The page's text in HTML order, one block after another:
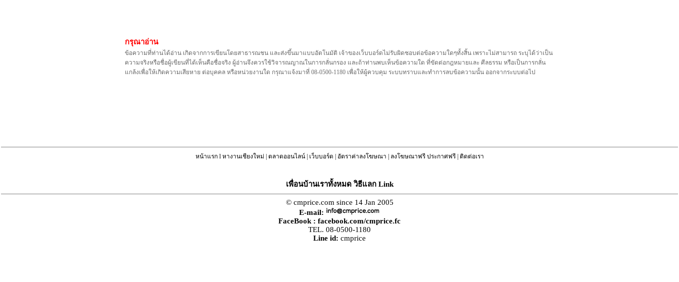
กรุณาอ่าน
ข้อความที่ท่านได้อ่าน เกิดจากการเขียนโดยสาธารณชน และส่งขึ้นมาแบบอัตโนมัติ เจ้าของเว็บบอร์ดไม่รับผิดชอบต่อข้อความใดๆทั้งสิ้น เพราะไม่สามารถ ระบุได้ว่าเป็น
ความจริงหรือชื่อผู้เขียนที่ได้เห็นคือชื่อจริง ผู้อ่านจึงควรใช้วิจารณญาณในการกลั่นกรอง และถ้าท่านพบเห็นข้อความใด ที่ขัดต่อกฎหมายและ ศีลธรรม หรือเป็นการกลั่น
แกล้งเพื่อให้เกิดความเสียหาย ต่อบุคคล หรือหน่วยงานใด กรุณาแจ้งมาที่ 08-0500-1180 เพื่อให้ผู้ควบคุม ระบบทราบและทำการลบข้อความนั้น ออกจากระบบต่อไป
หน้าแรกl หางานเชียงใหม่ | ตลาดออนไลน์| เว็บบอร์ด | อัตราค่าลงโฆษณา | ลงโฆษณาฟรี ประกาศฟรี| ติดต่อเรา
เพื่อนบ้านเราทั้งหมด วิธีแลก Link
© cmprice.com since 14 Jan 2005
E-mail:
FaceBook : facebook.com/cmprice.fc
TEL. 08-0500-1180
Line id: cmprice